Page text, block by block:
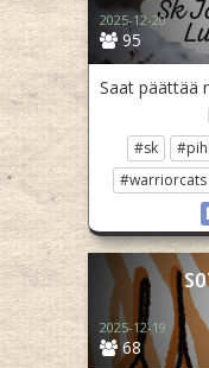
95
2025-12-20
Saat päättää
#sk
#warriorcats
68
2025-12-19